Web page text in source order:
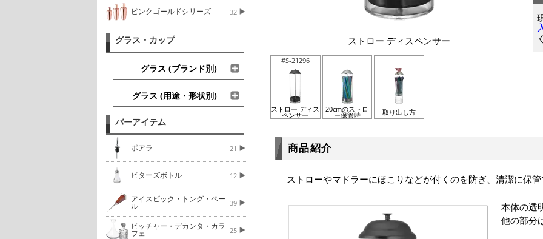
ピンクゴールドシリーズ 32
グラス・カップ
グラス (ブランド別)
グラス (用途・形状別)
バーアイテム
ポアラ 21
ビターズボトル 12
アイスピック・トング・ペー
ル 39
ピッチャー・デカンタ・カラ
フェ 25
ストロー ディスペンサー
#S-21296
ストロー ディス
ペンサー
20cmのストロ
ー保管時 取り出し方
商品紹介
ストローやマドラーにほこりなどが付くのを防ぎ、清潔に保
本体の透
他の部分